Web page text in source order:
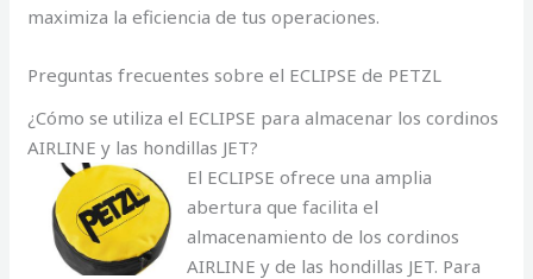
maximiza la eficiencia de tus operaciones.
Preguntas frecuentes sobre el ECLIPSE de PETZL
¿Cómo se utiliza el ECLIPSE para almacenar los cordinos
AIRLINE y las hondillas JET?
El ECLIPSE ofrece una amplia
abertura que facilita el
almacenamiento de los cordinos
AIRLINE y de las hondillas JET. Para